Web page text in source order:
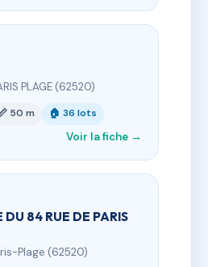
PLAGE (62520)
50 m 🏠 36 lots
Voir la fiche →
DU 84 RUE DE PARIS
Plage (62520)